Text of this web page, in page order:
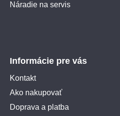
Náradie na servis
Informácie pre vás
Kontakt
Ako nakupovať
Doprava a platba